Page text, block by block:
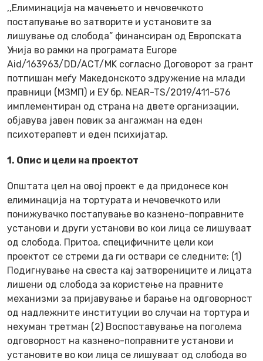
,,Елиминација на мачењето и нечовечкото
постапување во затворите и установите за
лишување од слобода” финансиран од Европската
Унија во рамки на програмата Europe
Aid/163963/DD/ACT/MK согласно Договорот за грант
потпишан меѓу Македонското здружение на млади
правници (МЗМП) и ЕУ бр. NEAR-TS/2019/411-576
имплементиран од страна на двете организации,
објавува јавен повик за ангажман на еден
психотерапевт и еден психијатар.
1. Опис и цели на проектот
Општата цел на овој проект е да придонесе кон
елиминација на тортурата и нечовечкото или
понижувачко постапување во казнено-поправните
установи и други установи во кои лица се лишуваат
од слобода. Притоа, специфичните цели кои
проектот се стреми да ги оствари се следните: (1)
Подигнување на свеста кај затворениците и лицата
лишени од слобода за користење на правните
механизми за пријавување и барање на одговорност
од надлежните институции во случаи на тортура и
нехуман третман (2) Воспоставување на поголема
одговорност на казнено-поправните установи и
установите во кои лица се лишуваат од слобода во